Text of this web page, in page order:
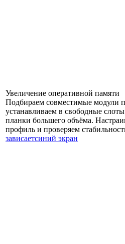
Увеличение оперативной памяти
Подбираем совместимые модули
устанавливаем в свободные
планки большего объёма.
профиль и проверяем
зависаетсиний экран